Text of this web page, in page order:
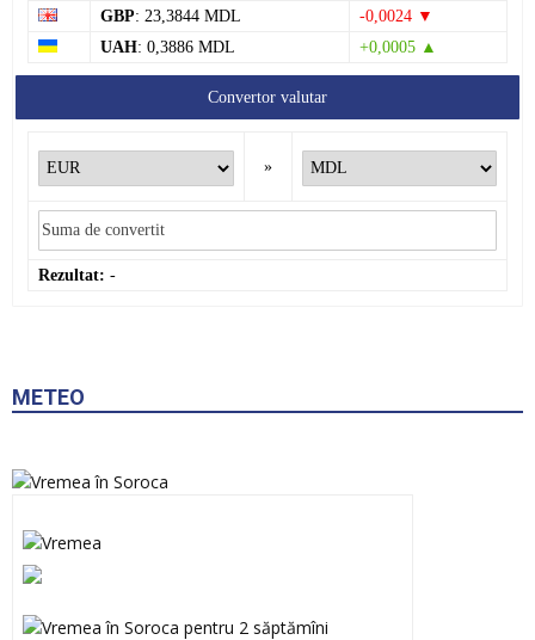
GBP: 23,3844 MDL
-0,0024 ▼
UAH: 0,3886 MDL +0,0005 ▲
Convertor valutar
»
Rezultat: -
METEO